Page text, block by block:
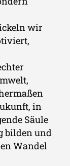
wir
in
Säule
bilden und
Wandel